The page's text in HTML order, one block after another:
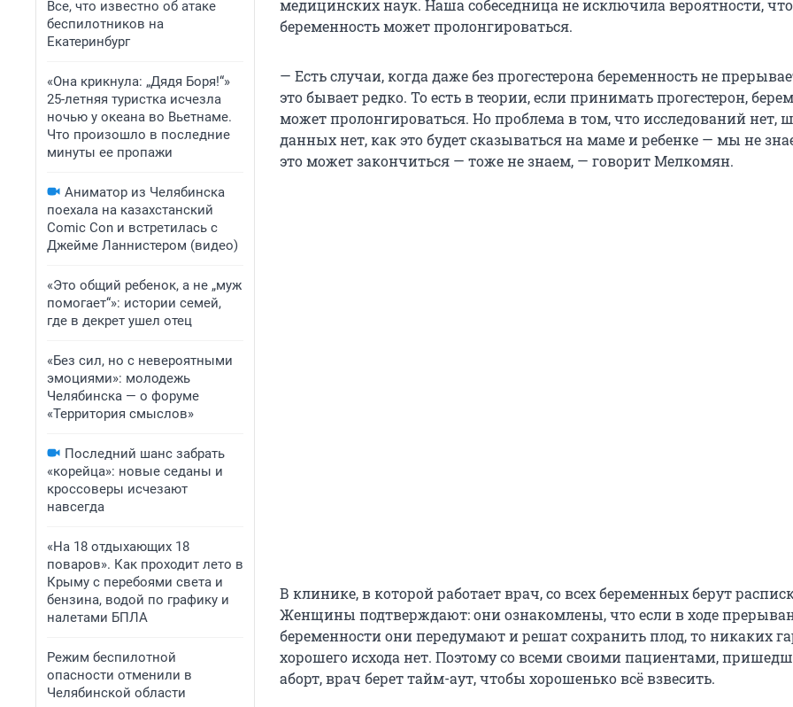
Все, что известно об атаке
беспилотников на
Екатеринбург
«Она крикнула: „Дядя Боря!“»
25-летняя туристка исчезла
ночью у океана во Вьетнаме.
Что произошло в последние
минуты ее пропажи
Аниматор из Челябинска
поехала на казахстанский
Comic Con и встретилась с
Джейме Ланнистером (видео)
«Это общий ребенок, а не „муж
помогает“»: истории семей,
где в декрет ушел отец
«Без сил, но с невероятными
эмоциями»: молодежь
Челябинска — о форуме
«Территория смыслов»
Последний шанс забрать
«корейца»: новые седаны и
кроссоверы исчезают
навсегда
«На 18 отдыхающих 18
поваров». Как проходит лето в
Крыму с перебоями света и
бензина, водой по графику и
налетами БПЛА
Режим беспилотной
опасности отменили в
Челябинской области
медицинских наук. Наша собеседница не исключила вероятности, что
беременность может пролонгироваться.
— Есть случаи, когда даже без прогестерона беременность не
это бывает редко. То есть в теории, если принимать прогестерон,
может пролонгироваться. Но проблема в том, что исследований нет,
данных нет, как это будет сказываться на маме и ребенке — мы не
это может закончиться — тоже не знаем, — говорит Мелкомян.
В клинике, в которой работает врач, со всех беременных берут
Женщины подтверждают: они ознакомлены, что если в ходе
беременности они передумают и решат сохранить плод, то никаких
хорошего исхода нет. Поэтому со всеми своими пациентами,
аборт, врач берет тайм-аут, чтобы хорошенько всё взвесить.